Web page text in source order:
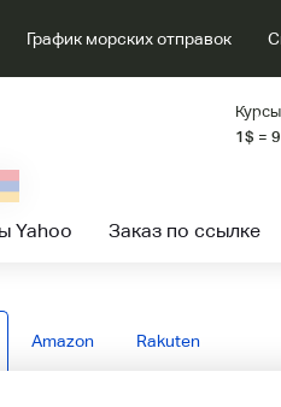
График морских отправок
1$ =
Yahoo Заказ по ссылке
Amazon Rakuten